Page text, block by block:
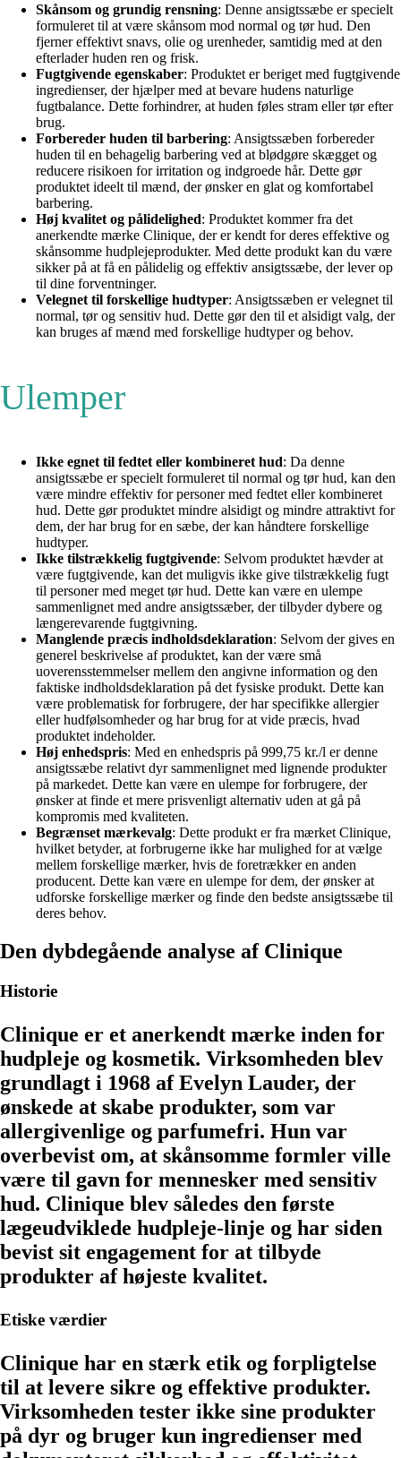
Skånsom og grundig rensning: Denne ansigtssæbe er specielt
formuleret til at være skånsom mod normal og tør hud. Den
fjerner effektivt snavs, olie og urenheder, samtidig med at den
efterlader huden ren og frisk.
Fugtgivende egenskaber: Produktet er beriget med fugtgivende
ingredienser, der hjælper med at bevare hudens naturlige
fugtbalance. Dette forhindrer, at huden føles stram eller tør efter
brug.
Forbereder huden til barbering: Ansigtssæben forbereder
huden til en behagelig barbering ved at blødgøre skægget og
reducere risikoen for irritation og indgroede hår. Dette gør
produktet ideelt til mænd, der ønsker en glat og komfortabel
barbering.
Høj kvalitet og pålidelighed: Produktet kommer fra det
anerkendte mærke Clinique, der er kendt for deres effektive og
skånsomme hudplejeprodukter. Med dette produkt kan du være
sikker på at få en pålidelig og effektiv ansigtssæbe, der lever op
til dine forventninger.
Velegnet til forskellige hudtyper: Ansigtssæben er velegnet til
normal, tør og sensitiv hud. Dette gør den til et alsidigt valg, der
kan bruges af mænd med forskellige hudtyper og behov.
Ulemper
Ikke egnet til fedtet eller kombineret hud: Da denne
ansigtssæbe er specielt formuleret til normal og tør hud, kan den
være mindre effektiv for personer med fedtet eller kombineret
hud. Dette gør produktet mindre alsidigt og mindre attraktivt for
dem, der har brug for en sæbe, der kan håndtere forskellige
hudtyper.
Ikke tilstrækkelig fugtgivende: Selvom produktet hævder at
være fugtgivende, kan det muligvis ikke give tilstrækkelig fugt
til personer med meget tør hud. Dette kan være en ulempe
sammenlignet med andre ansigtssæber, der tilbyder dybere og
længerevarende fugtgivning.
Manglende præcis indholdsdeklaration: Selvom der gives en
generel beskrivelse af produktet, kan der være små
uoverensstemmelser mellem den angivne information og den
faktiske indholdsdeklaration på det fysiske produkt. Dette kan
være problematisk for forbrugere, der har specifikke allergier
eller hudfølsomheder og har brug for at vide præcis, hvad
produktet indeholder.
Høj enhedspris: Med en enhedspris på 999,75 kr./l er denne
ansigtssæbe relativt dyr sammenlignet med lignende produkter
på markedet. Dette kan være en ulempe for forbrugere, der
ønsker at finde et mere prisvenligt alternativ uden at gå på
kompromis med kvaliteten.
Begrænset mærkevalg: Dette produkt er fra mærket Clinique,
hvilket betyder, at forbrugerne ikke har mulighed for at vælge
mellem forskellige mærker, hvis de foretrækker en anden
producent. Dette kan være en ulempe for dem, der ønsker at
udforske forskellige mærker og finde den bedste ansigtssæbe til
deres behov.
Den dybdegående analyse af Clinique
Historie
Clinique er et anerkendt mærke inden for
hudpleje og kosmetik. Virksomheden blev
grundlagt i 1968 af Evelyn Lauder, der
ønskede at skabe produkter, som var
allergivenlige og parfumefri. Hun var
overbevist om, at skånsomme formler ville
være til gavn for mennesker med sensitiv
hud. Clinique blev således den første
lægeudviklede hudpleje-linje og har siden
bevist sit engagement for at tilbyde
produkter af højeste kvalitet.
Etiske værdier
Clinique har en stærk etik og forpligtelse
til at levere sikre og effektive produkter.
Virksomheden tester ikke sine produkter
på dyr og bruger kun ingredienser med